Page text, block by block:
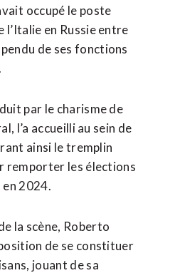
⁠occupé le poste
l’Italie en Russie entre
de ses fonctions
par le charisme de
l’a accueilli au sein de
ainsi le tremplin
remporter les élections
2024.
la scène, Roberto
de se constituer
jouant de sa